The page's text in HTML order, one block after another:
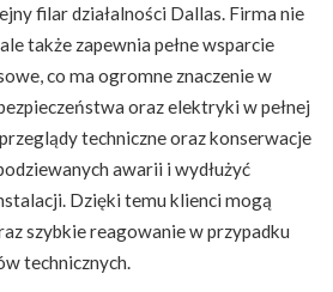
filar działalności Dallas. Firma nie
także zapewnia pełne wsparcie
co ma ogromne znaczenie w
oraz elektryki w pełnej
techniczne oraz konserwacje
awarii i wydłużyć
Dzięki temu klienci mogą
szybkie reagowanie w przypadku
technicznych.